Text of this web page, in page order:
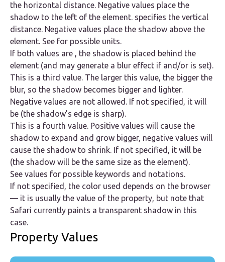
the horizontal distance. Negative values place the
shadow to the left of the element. specifies the vertical
distance. Negative values place the shadow above the
element. See for possible units.
If both values are , the shadow is placed behind the
element (and may generate a blur effect if and/or is set).
This is a third value. The larger this value, the bigger the
blur, so the shadow becomes bigger and lighter.
Negative values are not allowed. If not specified, it will
be (the shadow’s edge is sharp).
This is a fourth value. Positive values will cause the
shadow to expand and grow bigger, negative values will
cause the shadow to shrink. If not specified, it will be
(the shadow will be the same size as the element).
See values for possible keywords and notations.
If not specified, the color used depends on the browser
— it is usually the value of the property, but note that
Safari currently paints a transparent shadow in this
case.
Property Values